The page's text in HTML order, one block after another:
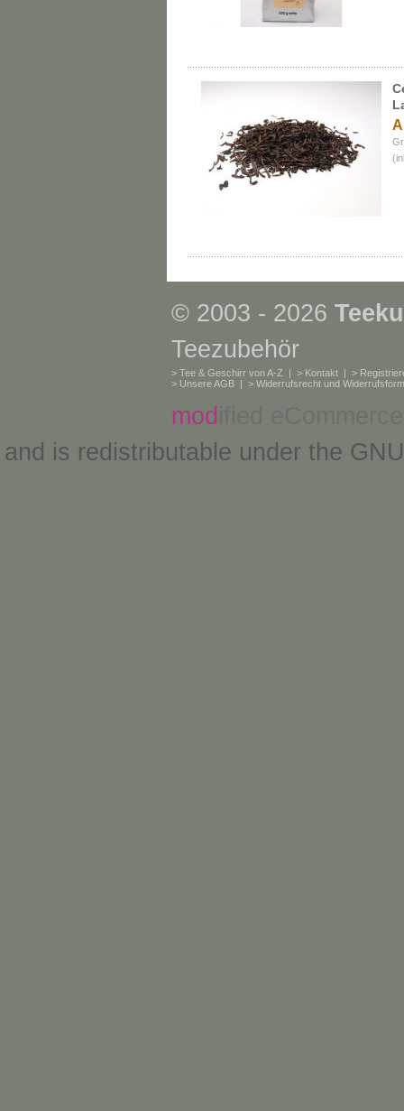
© 2003 - 2026
Teezubehör
> Tee & Geschirr von A-Z | > Kontakt | >
> Unsere AGB | > Widerrufsrecht und
mod
and is redistributable under the